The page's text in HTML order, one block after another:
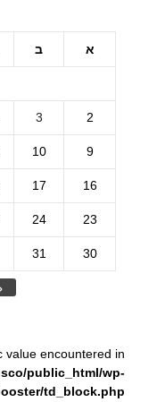
א ב
2
3
9
10
16
17
23
24
30
31
value encountered in
public_html/wp-
td_block.php